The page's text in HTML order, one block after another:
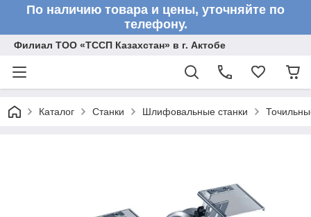
По наличию товара и цены, уточняйте по
телефону.
Филиал ТОО «ТССП Казахстан» в г. Актобе
Каталог Станки Шлифовальные станки